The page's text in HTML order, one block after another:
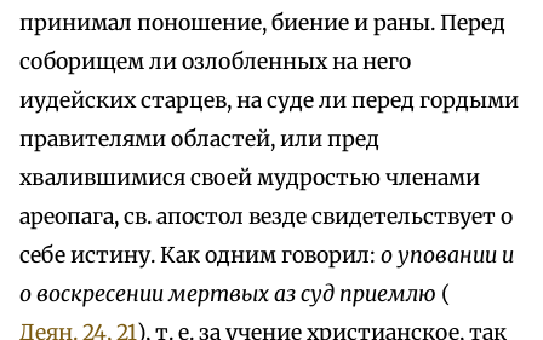
принимал поношение, биение и раны. Перед
соборищем ли озлобленных на него
иудейских старцев, на суде ли перед гордыми
правителями областей, или пред
хвалившимися своей мудростью членами
ареопага, св. апостол везде свидетельствует о
себе истину. Как одним говорил: о уповании и
о воскресении мертвых аз суд приемлю (
Деян. 24, 21), т. е. за учение христианское, так